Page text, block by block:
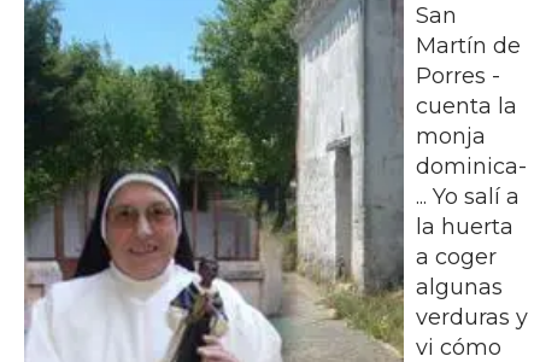
San
Martín de
Porres -
cuenta la
monja
dominica-
... Yo salí a
la huerta
a coger
algunas
verduras y
vi cómo